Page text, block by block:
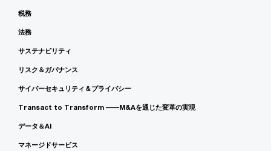
税務
法務
サステナビリティ
リスク＆ガバナンス
サイバーセキュリティ＆プライバシー
Transact to Transform ――M&Aを通じた変革の実現
データ＆AI
マネージドサービス